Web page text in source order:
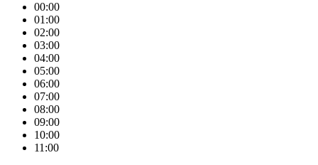
00:00
01:00
02:00
03:00
04:00
05:00
06:00
07:00
08:00
09:00
10:00
11:00